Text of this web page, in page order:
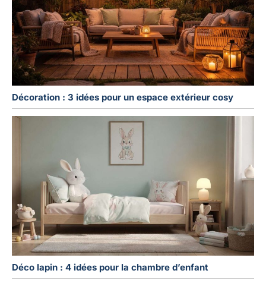
Décoration : 3 idées pour un espace extérieur cosy
Déco lapin : 4 idées pour la chambre d’enfant